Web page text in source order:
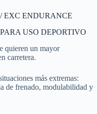
/ EXC ENDURANCE
USO DEPORTIVO
quieren un mayor
carretera.
más extremas:
de frenado, modulabilidad y